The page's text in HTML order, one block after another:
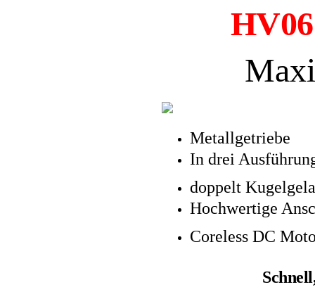
HV06
Metallgetriebe
In drei
doppelt
Hochwertige
Coreless DC